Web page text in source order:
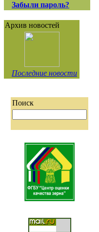
Забыли пароль?
Архив новостей
Последние новости
Поиск